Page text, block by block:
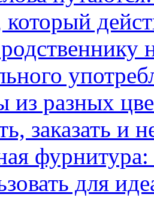
который
из разных
заказать и
фурнитура:
для